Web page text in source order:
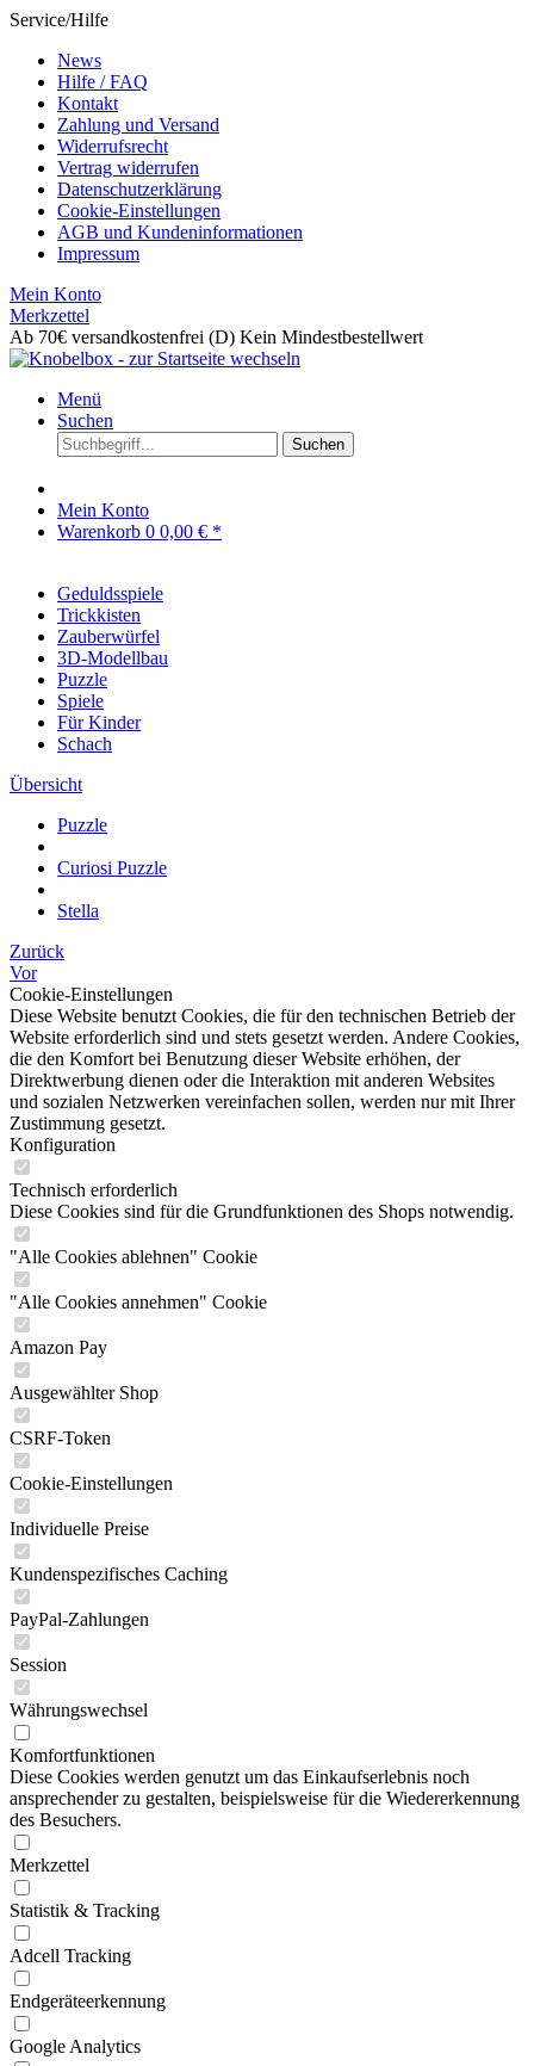
Service/Hilfe
News
Hilfe / FAQ
Kontakt
Zahlung und Versand
Widerrufsrecht
Vertrag widerrufen
Datenschutzerklärung
Cookie-Einstellungen
AGB und Kundeninformationen
Impressum
Mein Konto
Merkzettel
Ab 70€ versandkostenfrei (D) Kein Mindestbestellwert
Menü
Suchen
Suchen
Mein Konto
Warenkorb 0 0,00 € *
Geduldsspiele
Trickkisten
Zauberwürfel
3D-Modellbau
Puzzle
Spiele
Für Kinder
Schach
Übersicht
Puzzle
Curiosi Puzzle
Stella
Zurück
Vor
Cookie-Einstellungen
Diese Website benutzt Cookies, die für den technischen Betrieb der
Website erforderlich sind und stets gesetzt werden. Andere Cookies,
die den Komfort bei Benutzung dieser Website erhöhen, der
Direktwerbung dienen oder die Interaktion mit anderen Websites
und sozialen Netzwerken vereinfachen sollen, werden nur mit Ihrer
Zustimmung gesetzt.
Konfiguration
Technisch erforderlich
Diese Cookies sind für die Grundfunktionen des Shops notwendig.
"Alle Cookies ablehnen" Cookie
"Alle Cookies annehmen" Cookie
Amazon Pay
Ausgewählter Shop
CSRF-Token
Cookie-Einstellungen
Individuelle Preise
Kundenspezifisches Caching
PayPal-Zahlungen
Session
Währungswechsel
Komfortfunktionen
Diese Cookies werden genutzt um das Einkaufserlebnis noch
ansprechender zu gestalten, beispielsweise für die Wiedererkennung
des Besuchers.
Merkzettel
Statistik & Tracking
Adcell Tracking
Endgeräteerkennung
Google Analytics